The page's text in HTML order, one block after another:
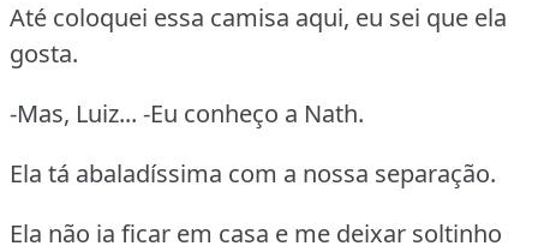
Até coloquei essa camisa aqui, eu sei que ela
gosta.
-Mas, Luiz... -Eu conheço a Nath.
Ela tá abaladíssima com a nossa separação.
Ela não ia ficar em casa e me deixar soltinho